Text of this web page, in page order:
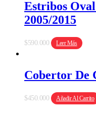
Estribos
2005/2015
$590.000 Leer Más
Cobertor De
$450.000 Añadir Al Carrito